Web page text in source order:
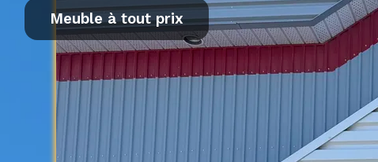
Meuble à tout prix